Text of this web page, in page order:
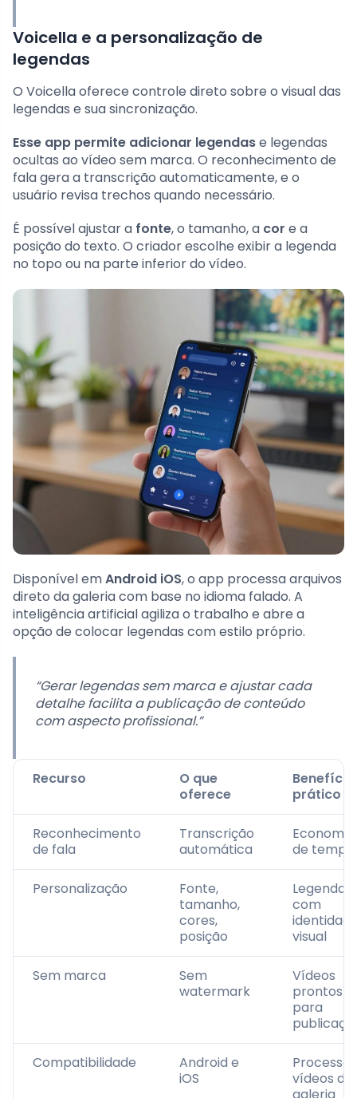
Voicella e a personalização de
legendas
O Voicella oferece controle direto sobre o visual das
legendas e sua sincronização.
Esse app permite adicionar legendase legendas
ocultas ao vídeo sem marca. O reconhecimento de
fala gera a transcrição automaticamente, e o
usuário revisa trechos quando necessário.
É possível ajustar a fonte, o tamanho, a cor e a
posição do texto. O criador escolhe exibir a legenda
no topo ou na parte inferior do vídeo.
Disponível emAndroid iOS, o app processa arquivos
direto da galeria com base no idioma falado. A
inteligência artificial agiliza o trabalho e abre a
opção de colocar legendas com estilo próprio.
“Gerar legendas sem marca e ajustar cada
detalhe facilita a publicação de conteúdo
com aspecto profissional.”
Recurso
O que
oferece
Benefício
prático
Reconhecimento
de fala
Transcrição
automática
Economia
de tempo
Personalização
Fonte,
tamanho,
cores,
posição
Legendas
com
visual
Sem marca
Sem
watermark
Vídeos
prontos
para
Compatibilidade
Android e
iOS
Processa
vídeos da
galeria